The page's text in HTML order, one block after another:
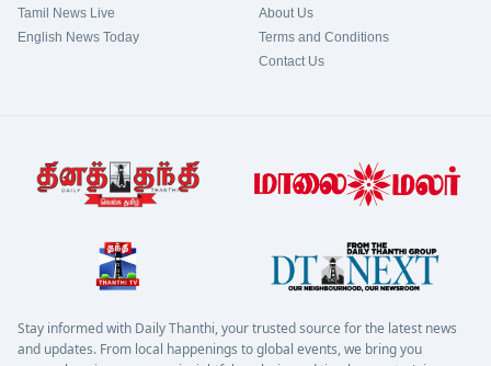
Tamil News Live
English News Today
About Us
Terms and Conditions
Contact Us
Stay informed with Daily Thanthi, your trusted source for the latest news
and updates. From local happenings to global events, we bring you